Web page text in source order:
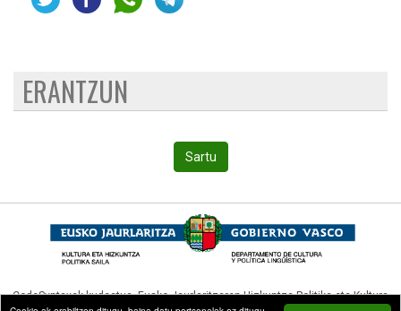
ERANTZUN
Sartu
CodeSyntaxek kudeatua,Eusko Jaurlaritzaren Hizkuntza Politika eta Kultura